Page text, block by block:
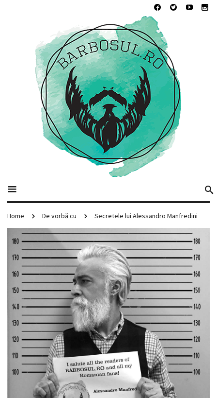
Home De vorbă cu Secretele lui Alessandro Manfredini